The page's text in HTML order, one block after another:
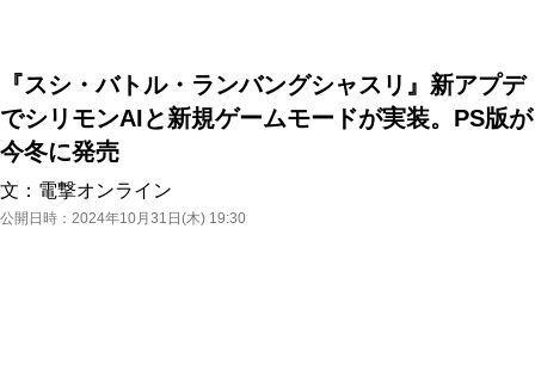
『スシ・バトル・ランバングシャスリ』新アプデ
でシリモンAIと新規ゲームモードが実装。PS版が
今冬に発売
文： 電撃オンライン
公開日時： 2024年10月31日(木) 19:30